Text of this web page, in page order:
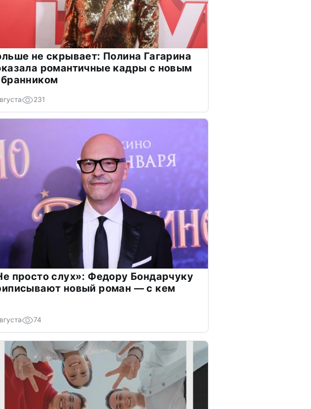
не скрывает: Полина Гагарина
романтичные кадры с новым
231
просто слух»: Федору Бондарчуку
новый роман — с кем
74